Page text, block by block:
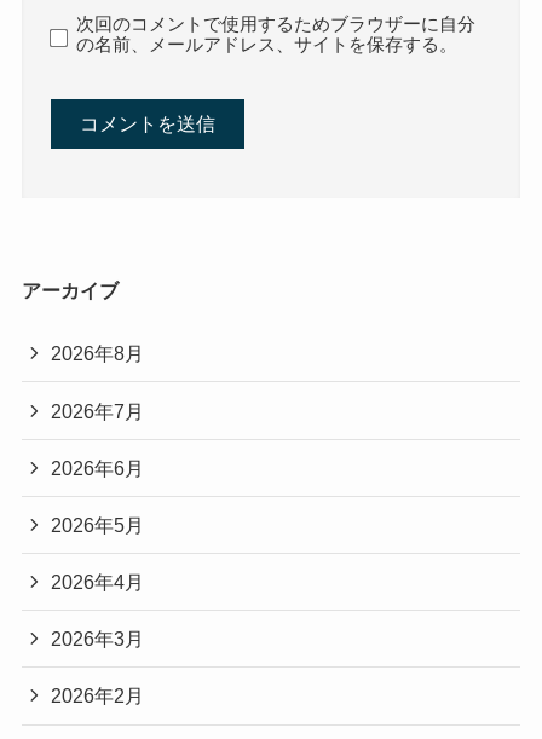
次回のコメントで使用するためブラウザーに自分
の名前、メールアドレス、サイトを保存する。
アーカイブ
2026年8月
2026年7月
2026年6月
2026年5月
2026年4月
2026年3月
2026年2月